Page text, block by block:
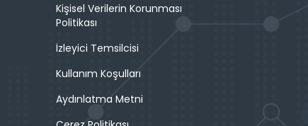
Kişisel Verilerin Korunması
Politikası
İzleyici Temsilcisi
Kullanım Koşulları
Aydınlatma Metni